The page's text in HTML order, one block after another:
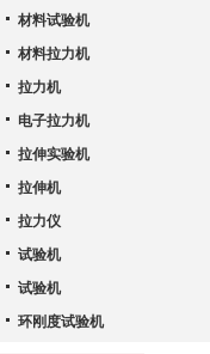
材料试验机
材料拉力机
拉力机
电子拉力机
拉伸实验机
拉伸机
拉力仪
试验机
试验机
环刚度试验机